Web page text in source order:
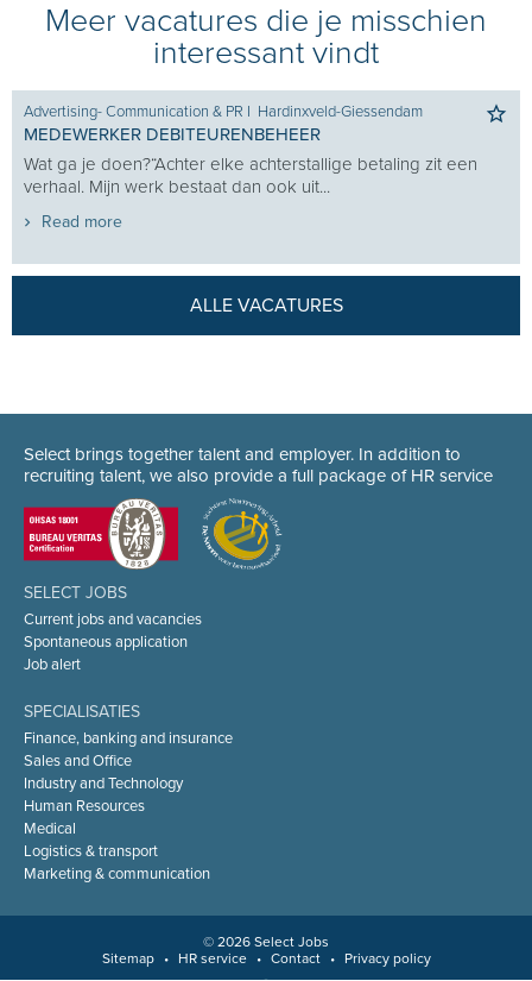
Meer vacatures die je misschien
interessant vindt
Advertising- Communication & PR I Hardinxveld-Giessendam
MEDEWERKER DEBITEURENBEHEER
Wat ga je doen?“Achter elke achterstallige betaling zit een
verhaal. Mijn werk bestaat dan ook uit...
Read more
ALLE VACATURES
Select brings together talent and employer. In addition to
recruiting talent, we also provide a full package of HR service
SELECT JOBS
Current jobs and vacancies
Spontaneous application
Job alert
SPECIALISATIES
Finance, banking and insurance
Sales and Office
Industry and Technology
Human Resources
Medical
Logistics & transport
Marketing & communication
© 2026 Select Jobs
Sitemap
• HR service • Contact • Privacy policy